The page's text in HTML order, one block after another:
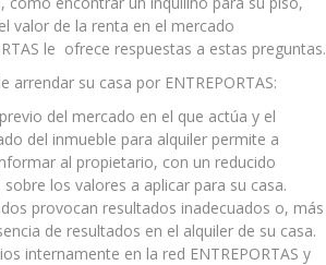
valor de la renta en el mercado
le ofrece respuestas a estas preguntas.
arrendar su casa por ENTREPORTAS:
del mercado en el que actúa y el
del inmueble para alquiler permite a
al propietario, con un reducido
los valores a aplicar para su casa.
provocan resultados inadecuados o, más
de resultados en el alquiler de su casa.
internamente en la red ENTREPORTAS y